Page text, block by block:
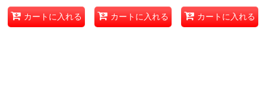
カートに入れる カートに入れる カートに入れる